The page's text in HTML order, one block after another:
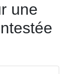
une